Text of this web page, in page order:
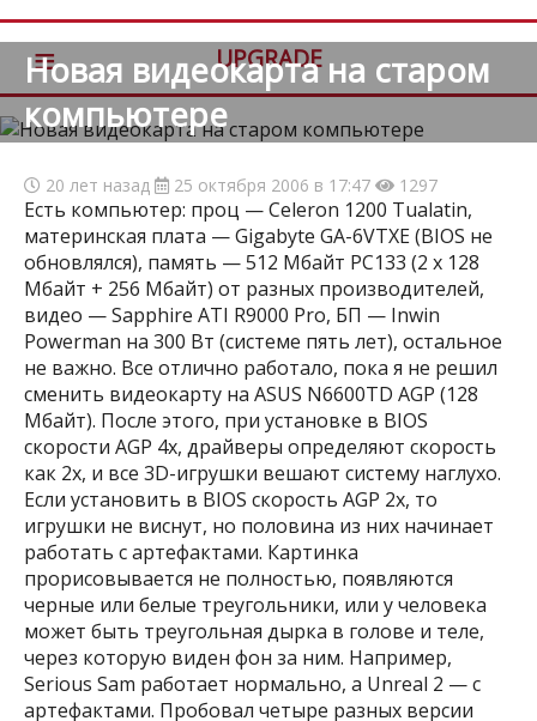
≡ UPGRADE
Новая видеокарта на старом
компьютере
20 лет назад 25 октября 2006 в 17:47 1297
Есть компьютер: проц — Celeron 1200 Tualatin,
материнская плата — Gigabyte GA-6VTXE (BIOS не
обновлялся), память — 512 Мбайт РС133 (2 х 128
Мбайт + 256 Мбайт) от разных производителей,
видео — Sapphire ATI R9000 Pro, БП — Inwin
Powerman на 300 Вт (системе пять лет), остальное
не важно. Все отлично работало, пока я не решил
сменить видеокарту на ASUS N6600TD AGP (128
Мбайт). После этого, при установке в BIOS
скорости AGP 4x, драйверы определяют скорость
как 2х, и все 3D-игрушки вешают систему наглухо.
Если установить в BIOS скорость AGP 2х, то
игрушки не виснут, но половина из них начинает
работать с артефактами. Картинка
прорисовывается не полностью, появляются
черные или белые треугольники, или у человека
может быть треугольная дырка в голове и теле,
через которую виден фон за ним. Например,
Serious Sam работает нормально, а Unreal 2 — с
артефактами. Пробовал четыре разных версии